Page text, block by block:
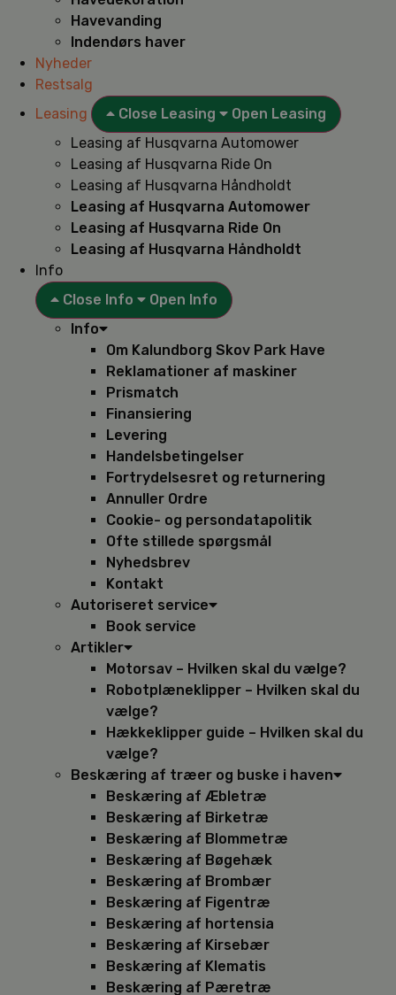
Havevanding
Indendørs haver
Nyheder
Restsalg
Leasing
Close Leasing
Open Leasing
Leasing af Husqvarna Automower
Leasing af Husqvarna Ride On
Leasing af Husqvarna Håndholdt
Leasing af Husqvarna Automower
Leasing af Husqvarna Ride On
Leasing af Husqvarna Håndholdt
Info
Close Info
Open Info
Info
Om Kalundborg Skov Park Have
Reklamationer af maskiner
Prismatch
Finansiering
Levering
Handelsbetingelser
Fortrydelsesret og returnering
Annuller Ordre
Cookie- og persondatapolitik
Ofte stillede spørgsmål
Nyhedsbrev
Kontakt
Autoriseret service
Book service
Artikler
Motorsav – Hvilken skal du vælge?
Robotplæneklipper – Hvilken skal du
vælge?
Hækkeklipper guide – Hvilken skal du
vælge?
Beskæring af træer og buske i haven
Beskæring af Æbletræ
Beskæring af Birketræ
Beskæring af Blommetræ
Beskæring af Bøgehæk
Beskæring af Brombær
Beskæring af Figentræ
Beskæring af hortensia
Beskæring af Kirsebær
Beskæring af Klematis
Beskæring af Pæretræ